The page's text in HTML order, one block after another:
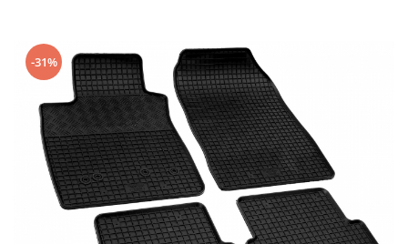
Uleiuri Motor Utilaje
Uleiuri Motor Utilaje Motociclete
Uleiuri Motor Vehicule Comerciale
Uleiuri Transmisii
Uleiuri Servodirecție
Uleiuri Transmisie Autoturisme
Uleiuri Transmisie Camioane
Uleiuri Transmisie Motociclete
-31%